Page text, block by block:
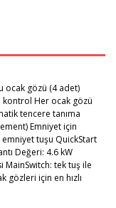
ocak gözü (4 adet)
kontrol Her ocak gözü
tencere tanıma
Emniyet için
tuşu QuickStart
Değeri: 4.6 kW
MainSwitch: tek tuş ile
gözleri için en hızlı